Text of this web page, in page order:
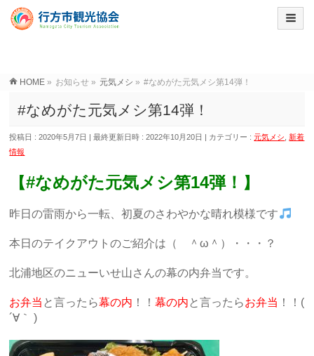
HOME » お知らせ » 元気メシ » #なめがた元気メシ第14弾！
#なめがた元気メシ第14弾！
投稿日 : 2020年5月7日 最終更新日時 : 2022年10月20日 カテゴリー :元気メシ
新着
情報
【#なめがた元気メシ第14弾！】
昨日の雷雨から一転、初夏のさわやかな晴れ模様です
本日のテイクアウトのご紹介は（ ＾ω＾）・・・？
北浦地区のニューいせ山さんの幕の内弁当です。
お弁当 と言ったら幕の内 ！！幕の内 と言ったらお弁当 ！！(
´∀｀ )